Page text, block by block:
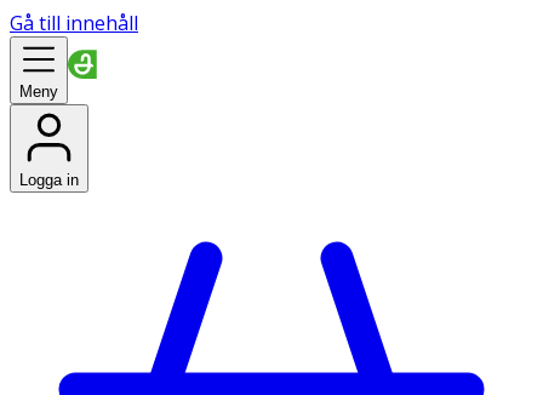
Gå till innehåll
Meny
Logga in